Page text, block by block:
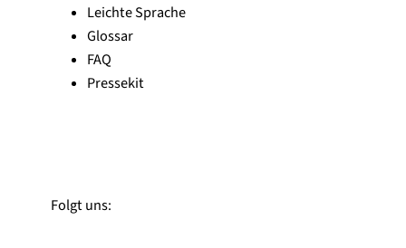
Leichte Sprache
Glossar
FAQ
Pressekit
Folgt uns: